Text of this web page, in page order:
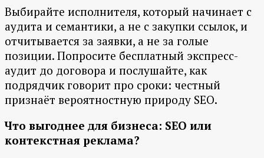
Выбирайте исполнителя, который начинает с
аудита и семантики, а не с закупки ссылок, и
отчитывается за заявки, а не за голые
позиции. Попросите бесплатный экспресс-
аудит до договора и послушайте, как
подрядчик говорит про сроки: честный
признаёт вероятностную природу SEO.
Что выгоднее для бизнеса: SEO или
контекстная реклама?